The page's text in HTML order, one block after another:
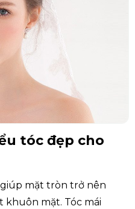
tóc đẹp cho
giúp mặt tròn trở nên
khuôn mặt. Tóc mái